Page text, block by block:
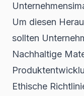
Um diesen
sollten
Nachhaltige
Ethische